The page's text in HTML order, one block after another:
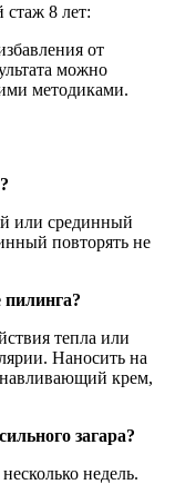
стаж 8 лет:
от
можно
методиками.
или срединный
повторять не
тепла или
Наносить на
крем,
загара?
недель.